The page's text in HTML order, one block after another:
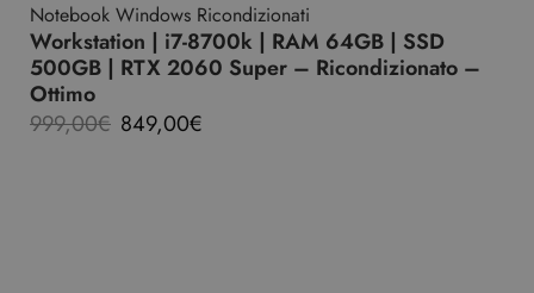
Notebook Windows Ricondizionati
Workstation | i7-8700k | RAM 64GB | SSD
500GB | RTX 2060 Super – Ricondizionato –
Ottimo
999,00€ 849,00€